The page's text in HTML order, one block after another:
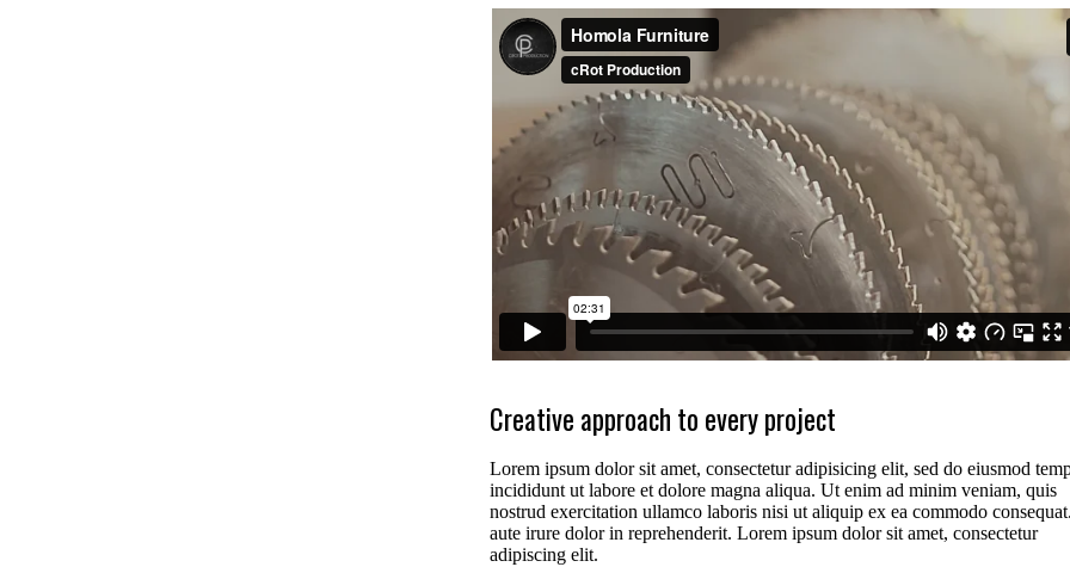
Creative approach to every project
Lorem ipsum dolor sit amet, consectetur adipisicing elit, sed do eiusmod
incididunt ut labore et dolore magna aliqua. Ut enim ad minim veniam, quis
nostrud exercitation ullamco laboris nisi ut aliquip ex ea commodo
aute irure dolor in reprehenderit. Lorem ipsum dolor sit amet, consectetur
adipiscing elit.